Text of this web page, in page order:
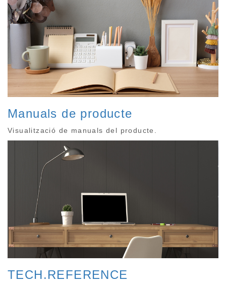
Manuals de producte
Visualització de manuals del producte.
TECH.REFERENCE